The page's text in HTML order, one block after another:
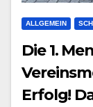
ALLGEMEIN
Die 1.
Erfolg!